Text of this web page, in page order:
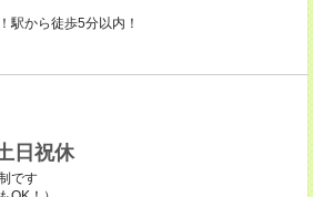
駅から徒歩5分以内！
日祝休
です